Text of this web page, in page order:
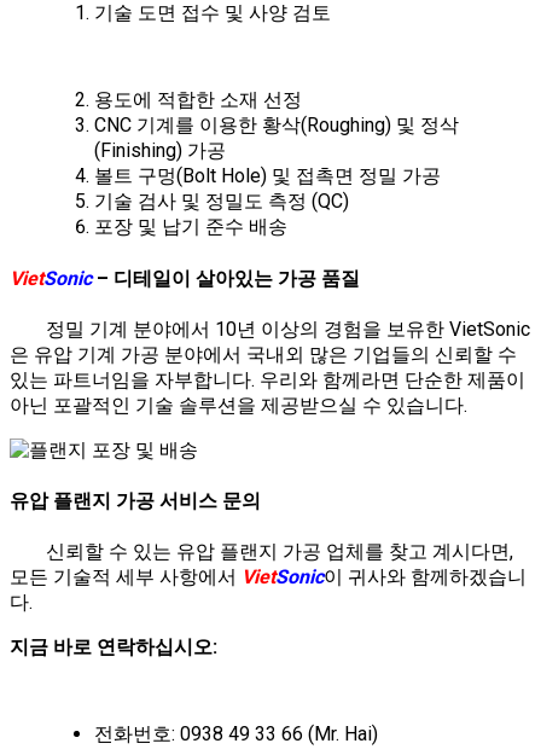
기술 도면 접수 및 사양 검토
용도에 적합한 소재 선정
CNC 기계를 이용한 황삭(Roughing) 및 정삭
(Finishing) 가공
볼트 구멍(Bolt Hole) 및 접촉면 정밀 가공
기술 검사 및 정밀도 측정 (QC)
포장 및 납기 준수 배송
VietSonic– 디테일이 살아있는 가공 품질
정밀 기계 분야에서 10년 이상의 경험을 보유한 VietSonic
은 유압 기계 가공 분야에서 국내외 많은 기업들의 신뢰할 수
있는 파트너임을 자부합니다. 우리와 함께라면 단순한 제품이
아닌 포괄적인 기술 솔루션을 제공받으실 수 있습니다.
유압 플랜지 가공 서비스 문의
신뢰할 수 있는 유압 플랜지 가공 업체를 찾고 계시다면,
모든 기술적 세부 사항에서 VietSonic이 귀사와 함께하겠습니
다.
지금 바로 연락하십시오:
전화번호: 0938 49 33 66 (Mr. Hai)